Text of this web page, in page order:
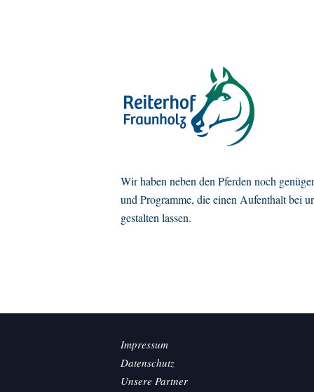
Wir haben neben den Pferden noch
und Programme, die einen Aufenthalt bei
gestalten lassen.
Impressum
Datenschutz
Unsere Partner